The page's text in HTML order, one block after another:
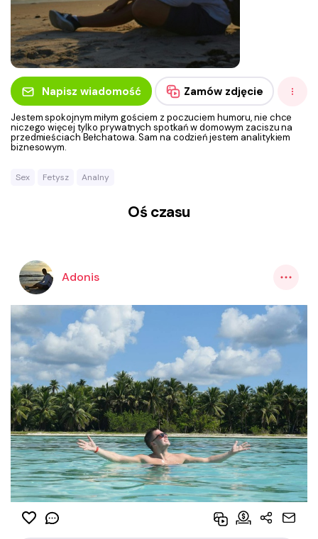
Napisz wiadomość Zamów zdjęcie
Jestem spokojnym miłym gościem z poczuciem humoru, nie chce
niczego więcej tylko prywatnych spotkań w domowym zaciszu na
przedmieściach Bełchatowa. Sam na codzień jestem analitykiem
biznesowym.
Sex Fetysz Analny
Oś czasu
Adonis